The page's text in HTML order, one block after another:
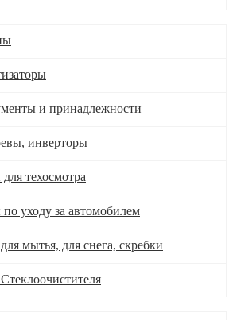
и принадлежности
инверторы
техосмотра
уходу за автомобилем
мытья, для снега, скребки